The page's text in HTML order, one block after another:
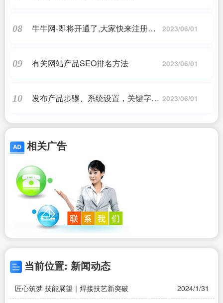
08
牛牛网-即将开通了,大家快来注册会
2023/06/01
09 有关网站产品SEO排名方法 2023/06/01
10
发布产品步骤、系统设置，关键字设 2023/06/01
相关广告
当前位置: 新闻动态
匠心筑梦 技能展望｜焊接技艺新突破 2024/1/31